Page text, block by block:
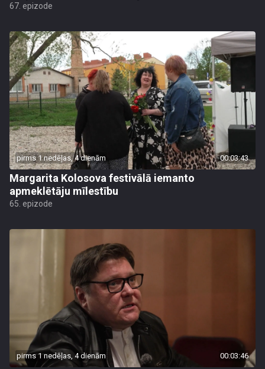
67. epizode
pirms 1 nedēļas, 4 dienām 00:03:43
Margarita Kolosova festivālā iemanto
apmeklētāju mīlestību
65. epizode
pirms 1 nedēļas, 4 dienām 00:03:46